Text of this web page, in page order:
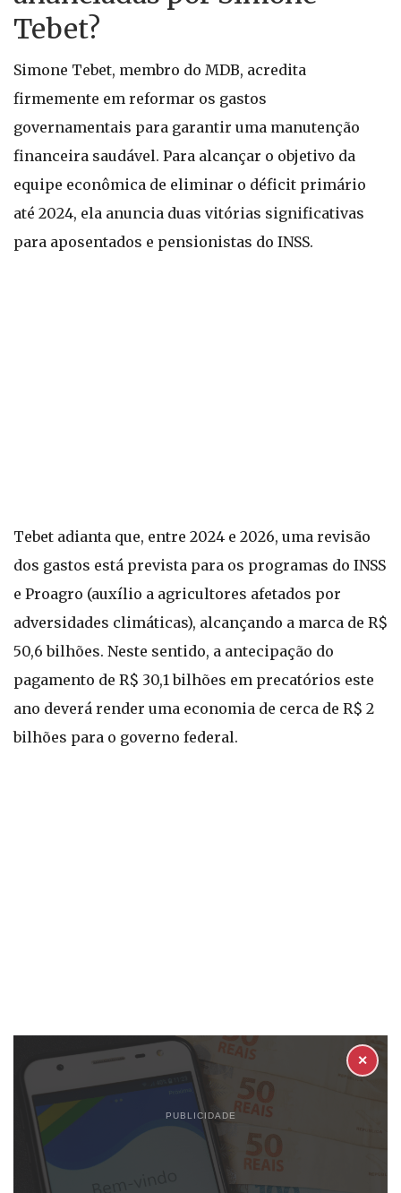
Tebet?
Simone Tebet, membro do MDB, acredita
firmemente em reformar os gastos
governamentais para garantir uma manutenção
financeira saudável. Para alcançar o objetivo da
equipe econômica de eliminar o déficit primário
até 2024, ela anuncia duas vitórias significativas
para aposentados e pensionistas do INSS.
Tebet adianta que, entre 2024 e 2026, uma revisão
dos gastos está prevista para os programas do INSS
e Proagro (auxílio a agricultores afetados por
adversidades climáticas), alcançando a marca de R$
50,6 bilhões. Neste sentido, a antecipação do
pagamento de R$ 30,1 bilhões em precatórios este
ano deverá render uma economia de cerca de R$ 2
bilhões para o governo federal.
PUBLICIDADE
✕